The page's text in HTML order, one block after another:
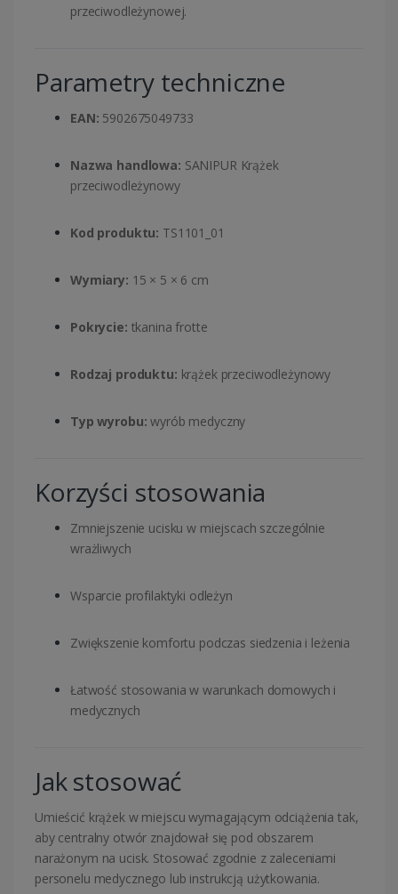
przeciwodleżynowej.
Parametry techniczne
EAN: 5902675049733
Nazwa handlowa: SANIPUR Krążek
przeciwodleżynowy
Kod produktu: TS1101_01
Wymiary: 15 × 5 × 6 cm
Pokrycie: tkanina frotte
Rodzaj produktu: krążek przeciwodleżynowy
Typ wyrobu: wyrób medyczny
Korzyści stosowania
Zmniejszenie ucisku w miejscach szczególnie
wrażliwych
Wsparcie profilaktyki odleżyn
Zwiększenie komfortu podczas siedzenia i leżenia
Łatwość stosowania w warunkach domowych i
medycznych
Jak stosować
Umieścić krążek w miejscu wymagającym odciążenia tak,
aby centralny otwór znajdował się pod obszarem
narażonym na ucisk. Stosować zgodnie z zaleceniami
personelu medycznego lub instrukcją użytkowania.